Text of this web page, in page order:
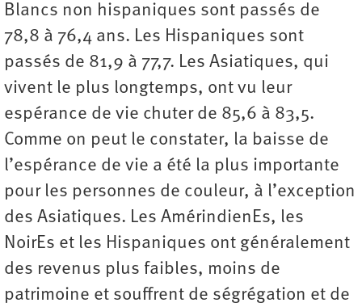
Blancs non hispaniques sont passés de
78,8 à 76,4 ans. Les Hispaniques sont
passés de 81,9 à 77,7. Les Asiatiques, qui
vivent le plus longtemps, ont vu leur
espérance de vie chuter de 85,6 à 83,5.
Comme on peut le constater, la baisse de
l’espérance de vie a été la plus importante
pour les personnes de couleur, à l’exception
des Asiatiques. Les AmérindienEs, les
NoirEs et les Hispaniques ont généralement
des revenus plus faibles, moins de
patrimoine et souffrent de ségrégation et de